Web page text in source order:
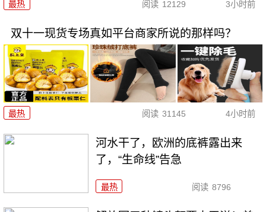
最热 阅读 12129 3小时前
双十一现货专场真如平台商家所说的那样吗？
最热 阅读 31145 4小时前
河水干了，欧洲的底裤露出来
了，“生命线”告急
最热 阅读 8796